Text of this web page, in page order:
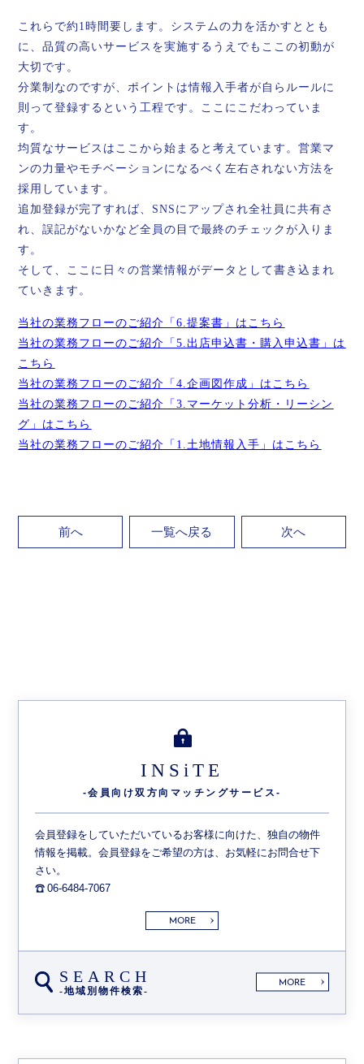
これらで約1時間要します。システムの力を活かすととも
に、品質の高いサービスを実施するうえでもここの初動が
大切です。
分業制なのですが、ポイントは情報入手者が自らルールに
則って登録するという工程です。ここにこだわっていま
す。
均質なサービスはここから始まると考えています。営業マ
ンの力量やモチベーションになるべく左右されない方法を
採用しています。
追加登録が完了すれば、SNSにアップされ全社員に共有さ
れ、誤記がないかなど全員の目で最終のチェックが入りま
す。
そして、ここに日々の営業情報がデータとして書き込まれ
ていきます。
当社の業務フローのご紹介「6.提案書」はこちら
当社の業務フローのご紹介「5.出店申込書・購入申込書」は
こちら
当社の業務フローのご紹介「4.企画図作成」はこちら
当社の業務フローのご紹介「3.マーケット分析・リーシン
グ」はこちら
当社の業務フローのご紹介「1.土地情報入手」はこちら
前へ 一覧へ戻る 次へ
INSiTE
-会員向け双方向 マッチングサービス-
会員登録をしていただいているお客様に向けた、独自の物件
情報を掲載。会員登録をご希望の方は、お気軽にお問合せ下
さい。
06-6484-7067
MORE
SEARCH
-地域別物件検索-
MORE